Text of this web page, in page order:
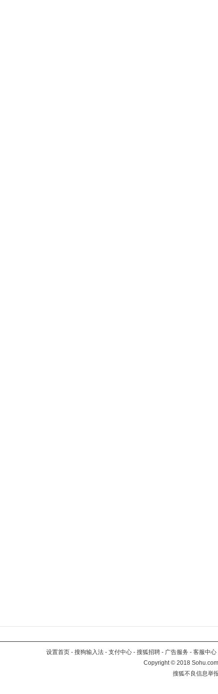
设置首页 - 搜狗输入法 - 支付中心 - 搜狐招聘 - 广告服务 - 客服中心
Copyright©2018
搜狐不良信息举